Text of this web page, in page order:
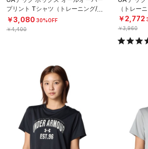
プリント Tシャツ（トレーニング/W
OMEN）
￥3,080 30%OFF
￥4,400
（トレー
￥2,772
￥3,960